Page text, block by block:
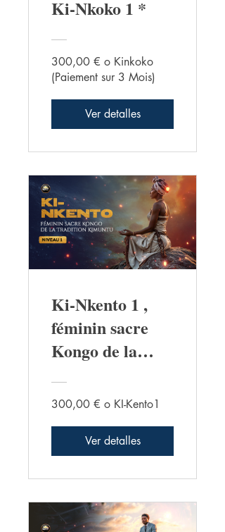
Ki-Nkoko 1 *
300,00 € o Kinkoko
(Paiement sur 3 Mois)
Ver detalles
Ki-Nkento 1 ,
féminin sacre
Kongo de la
Kimuntu
300,00 € o KI-Kento1
Ver detalles